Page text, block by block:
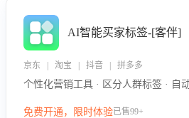
AI智能买家标签-[客伴]
京东 | 淘宝 | 抖音 | 拼多多
个性化营销工具 · 区分人群标签 · 自
免费开通，限时体验已售99+